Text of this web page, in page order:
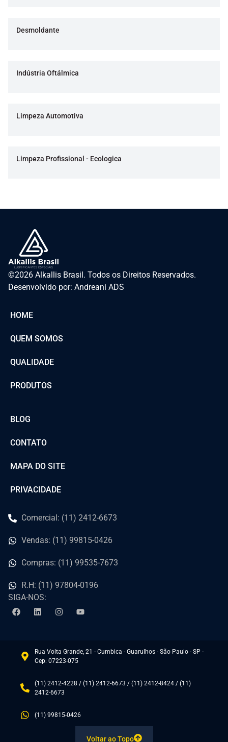
Desmoldante
Indústria Oftálmica
Limpeza Automotiva
Limpeza Profissional - Ecologica
©2026 Alkallis Brasil. Todos os Direitos Reservados.
Desenvolvido por: Andreani ADS
HOME
QUEM SOMOS
QUALIDADE
PRODUTOS
BLOG
CONTATO
MAPA DO SITE
PRIVACIDADE
Comercial: (11) 2412-6673
Vendas: (11) 99815-0426
Compras: (11) 99535-7673
R.H: (11) 97804-0196
SIGA-NOS:
Rua Volta Grande, 21 - Cumbica - Guarulhos - São Paulo - SP -
Cep: 07223-075
(11) 2412-4228 / (11) 2412-6673 / (11) 2412-8424 / (11)
2412-6673
(11) 99815-0426
Voltar ao Topo